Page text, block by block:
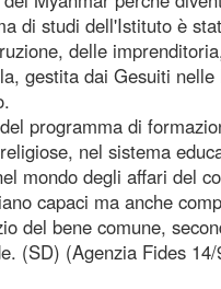
di studi dell'Istituto è
delle
gestita dai Gesuiti
programma di
nel sistema
mondo degli affari del
capaci ma anche
del bene comune,
(SD) (Agenzia Fides